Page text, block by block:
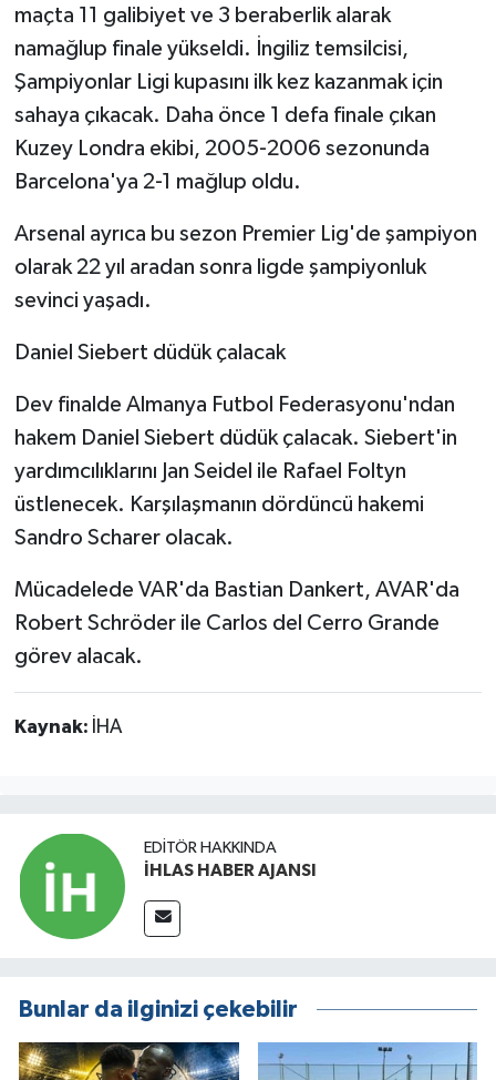
maçta 11 galibiyet ve 3 beraberlik alarak
namağlup finale yükseldi. İngiliz temsilcisi,
Şampiyonlar Ligi kupasını ilk kez kazanmak için
sahaya çıkacak. Daha önce 1 defa finale çıkan
Kuzey Londra ekibi, 2005-2006 sezonunda
Barcelona'ya 2-1 mağlup oldu.
Arsenal ayrıca bu sezon Premier Lig'de şampiyon
olarak 22 yıl aradan sonra ligde şampiyonluk
sevinci yaşadı.
Daniel Siebert düdük çalacak
Dev finalde Almanya Futbol Federasyonu'ndan
hakem Daniel Siebert düdük çalacak. Siebert'in
yardımcılıklarını Jan Seidel ile Rafael Foltyn
üstlenecek. Karşılaşmanın dördüncü hakemi
Sandro Scharer olacak.
Mücadelede VAR'da Bastian Dankert, AVAR'da
Robert Schröder ile Carlos del Cerro Grande
görev alacak.
Kaynak: İHA
EDITÖR HAKKINDA
İHLAS HABER AJANSI
Bunlar da ilginizi çekebilir